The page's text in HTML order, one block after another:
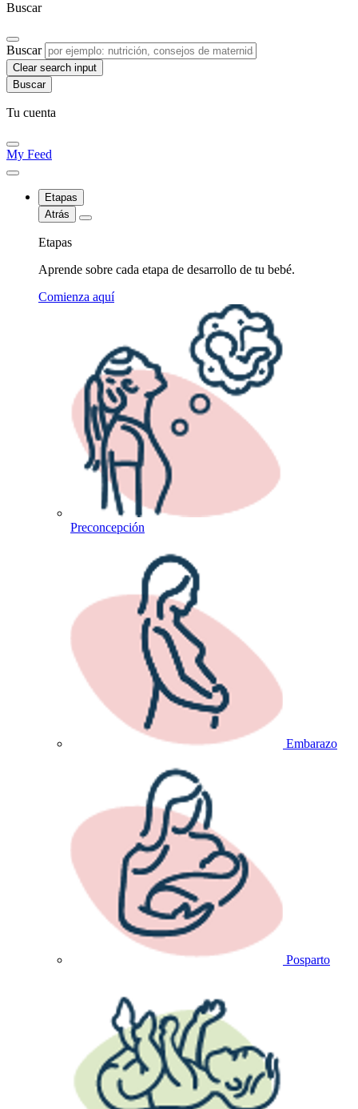
Buscar
Buscar
Clear search input
Tu cuenta
My Feed
Etapas
Atrás
Etapas
Aprende sobre cada etapa de desarrollo de tu bebé.
Comienza aquí
Preconcepción
Embarazo
Posparto